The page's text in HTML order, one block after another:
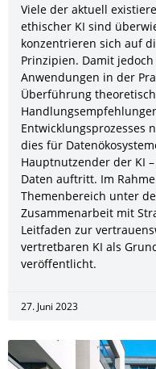
Viele der aktuell
ethischer KI sind
konzentrieren sich auf
Prinzipien. Damit
Anwendungen in der
Überführung
Entwicklungsprozesses
dies für
Hauptnutzender der KI
Daten auftritt. Im
Themenbereich unter
Zusammenarbeit mit
Leitfaden zur
vertretbaren KI als
veröffentlicht.
27. Juni 2023